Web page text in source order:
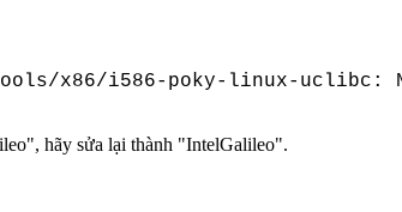
x86/i586-poky-linux-uclibc:
hãy sửa lại thành "IntelGalileo".